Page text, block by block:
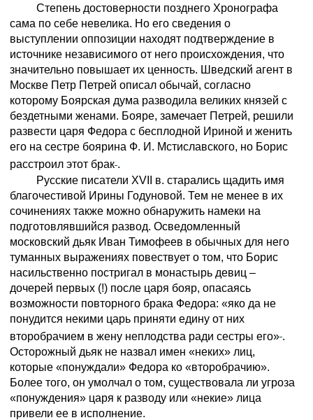
Степень достоверности позднего Хронографа
сама по себе невелика. Но его сведения о
выступлении оппозиции находят подтверждение в
источнике независимого от него происхождения, что
значительно повышает их ценность. Шведский агент в
Москве Петр Петрей описал обычай, согласно
которому Боярская дума разводила великих князей с
бездетными женами. Бояре, замечает Петрей, решили
развести царя Федора с бесплодной Ириной и женить
его на сестре боярина Ф. И. Мстиславского, но Борис
расстроил этот брак .
Русские писатели XVII в. старались щадить имя
благочестивой Ирины Годуновой. Тем не менее в их
сочинениях также можно обнаружить намеки на
подготовлявшийся развод. Осведомленный
московский дьяк Иван Тимофеев в обычных для него
туманных выражениях повествует о том, что Борис
насильственно постригал в монастырь девиц –
дочерей первых (!) после царя бояр, опасаясь
возможности повторного брака Федора: «яко да не
понудится некими царь приняти едину от них
второбрачием в жену неплодства ради сестры его» .
Осторожный дьяк не назвал имен «неких» лиц,
которые «понуждали» Федора ко «второбрачию».
Более того, он умолчал о том, существовала ли угроза
«понуждения» царя к разводу или «некие» лица
привели ее в исполнение.